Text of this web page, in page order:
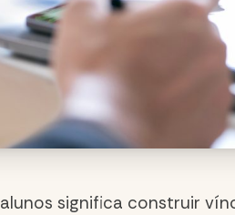
significa construir